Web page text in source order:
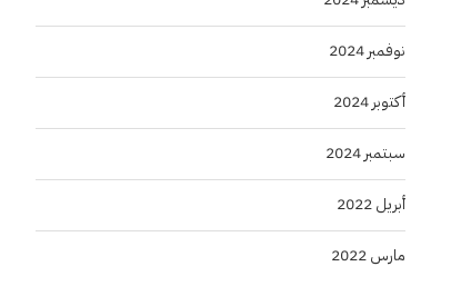
نوفمبر 2024
أكتوبر 2024
سبتمبر 2024
أبريل 2022
مارس 2022